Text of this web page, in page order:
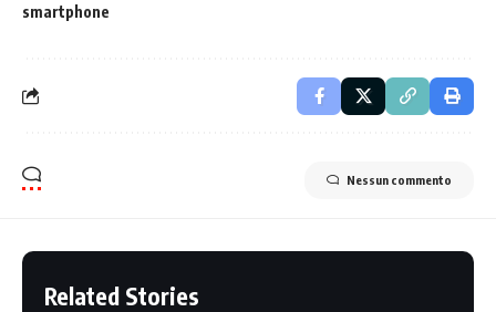
smartphone
Nessun commento
Related Stories